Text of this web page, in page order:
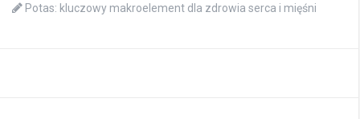
Potas: kluczowy makroelement dla zdrowia serca i mięśni